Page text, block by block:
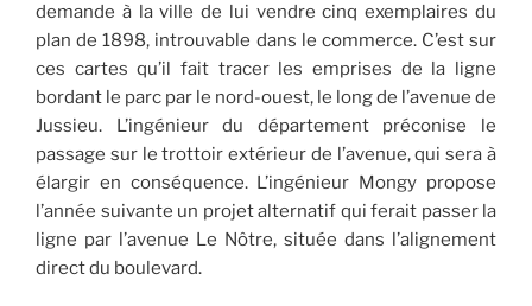
demande à la ville de lui vendre cinq exemplaires du
plan de 1898, introuvable dans le commerce. C’est sur
ces cartes qu’il fait tracer les emprises de la ligne
bordant le parc par le nord-ouest, le long de l’avenue de
Jussieu. L’ingénieur du département préconise le
passage sur le trottoir extérieur de l’avenue, qui sera à
élargir en conséquence. L’ingénieur Mongy propose
l’année suivante un projet alternatif qui ferait passer la
ligne par l’avenue Le Nôtre, située dans l’alignement
direct du boulevard.